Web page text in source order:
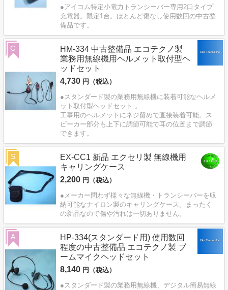
●アイコム特定小電力トランシーバー専用2口タイプ
充電器。限定1台。ほとんど傷なし使用数回の中古整
備品です。
HM-334 中古整備品 エコテクノ製
業務用無線機用ヘルメット取付型ヘ
ッドセット
4,730 円（税込）
●スタンダード製の業務用無線機に装着可能なヘルメ
ット取付型ヘッドセット 。
工事用のヘルメットにネジ留めで直接装着可能。ス
ピーカー部分も上下に調節可能で耳の位置まで調節
できます。
C
EX-CC1 新品 エクセリ製 無線機用
キャリングケース
2,200 円（税込）
●メーカー問わず様々な無線機・トランシーバーを収
納可能なナイロン製のキャリングケース。まったく
の新品なので傷や汚れは一切ありません。
S
HP-334(スタンダード用) 使用数回
程度の中古整備品 エコテクノ製 ブ
ームマイクヘッドセット
8,140 円（税込）
●スタンダード製の業務用無線機、デジタル簡易無線
A